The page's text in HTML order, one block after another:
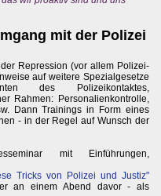
mit der Polizei
Repression (vor allem Polizei-
auf weitere Spezialgesetze
des Polizeikontaktes,
Rahmen: Personalienkontrolle,
Dann Trainings in Form eines
- in der Regel auf Wunsch der
mit Einführungen,
Tricks von Polizei und Justiz"
an einem Abend davor - als